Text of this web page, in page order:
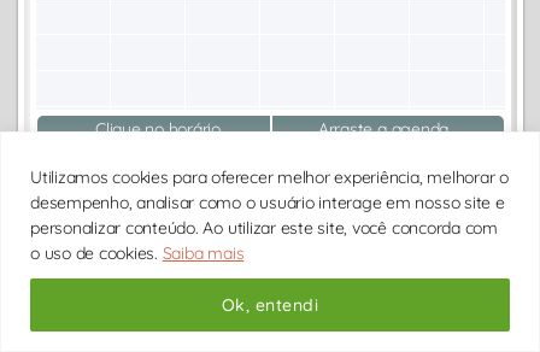
Utilizamos cookies para oferecer melhor experiência, melhorar o
desempenho, analisar como o usuário interage em nosso site e
personalizar conteúdo. Ao utilizar este site, você concorda com
o uso de cookies. Saiba mais
Ok, entendi
Clique no horário Arraste a agenda
AGENDAR CONSULTA
Endereço do consultório: